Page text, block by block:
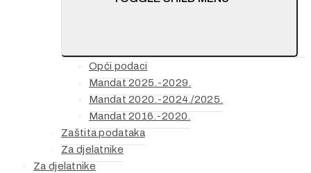
Opći podaci
Mandat 2025.-2029.
Mandat 2020.-2024./2025.
Mandat 2016.-2020.
Zaštita podataka
Za djelatnike
Za djelatnike